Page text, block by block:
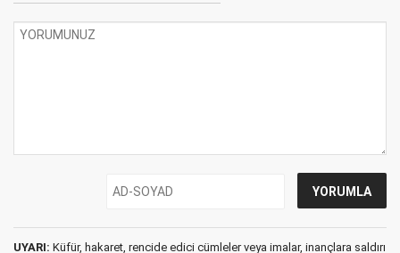
UYARI: Küfür, hakaret, rencide edici cümleler veya imalar, inançlara saldırı